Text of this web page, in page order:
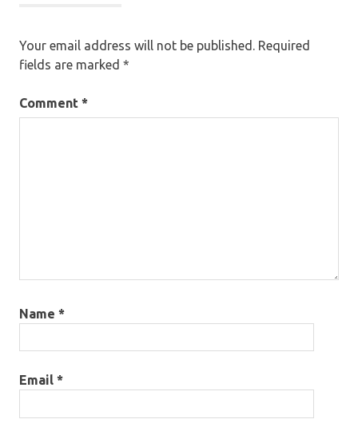
Your email address will not be published. Required
fields are marked *
Comment *
Name *
Email *